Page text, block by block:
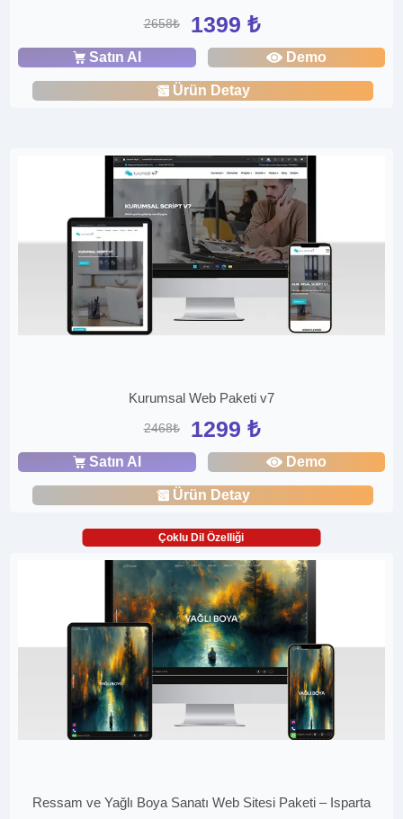
2658₺ 1399 ₺
Satın Al Demo
Ürün Detay
Kurumsal Web Paketi v7
2468₺ 1299 ₺
Satın Al Demo
Ürün Detay
Çoklu Dil Özelliği
Ressam ve Yağlı Boya Sanatı Web Sitesi Paketi – Isparta